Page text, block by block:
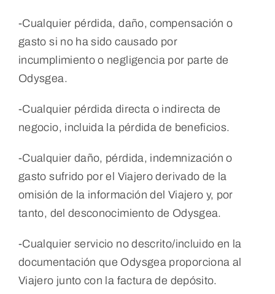
-Cualquier pérdida, daño, compensación o
gasto si no ha sido causado por
incumplimiento o negligencia por parte de
Odysgea.
-Cualquier pérdida directa o indirecta de
negocio, incluida la pérdida de beneficios.
-Cualquier daño, pérdida, indemnización o
gasto sufrido por el Viajero derivado de la
omisión de la información del Viajero y, por
tanto, del desconocimiento de Odysgea.
-Cualquier servicio no descrito/incluido en la
documentación que Odysgea proporciona al
Viajero junto con la factura de depósito.